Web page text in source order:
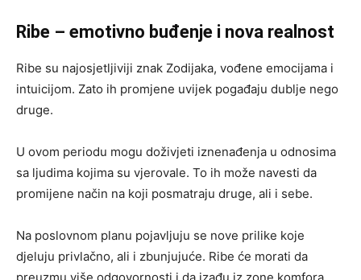
Ribe – emotivno buđenje i nova realnost
Ribe su najosjetljiviji znak Zodijaka, vođene emocijama i
intuicijom. Zato ih promjene uvijek pogađaju dublje nego
druge.
U ovom periodu mogu doživjeti iznenađenja u odnosima
sa ljudima kojima su vjerovale. To ih može navesti da
promijene način na koji posmatraju druge, ali i sebe.
Na poslovnom planu pojavljuju se nove prilike koje
djeluju privlačno, ali i zbunjujuće. Ribe će morati da